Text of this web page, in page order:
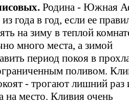
Родина - Южная
года в год, если ее
на зиму в теплой
много места, а зимой
период покоя в
поливом.
- трогают лишний раз
на место. Кливия очень